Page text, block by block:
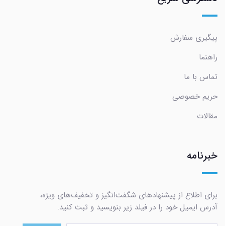
پیگیری سفارش
راهنما
تماس با ما
حریم خصوصی
مقالات
خبرنامه
برای اطلاع از پیشنهادهای شگفت‌انگیز و تخفیف‌های ویژه،
آدرس ایمیل خود را در فیلد زیر بنویسید و ثبت کنید.